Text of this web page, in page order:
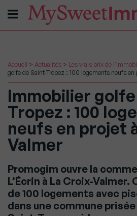
Accueil > Actualités > Les vrais prix de
golfe de Saint-Tropez : 100 logements neufs en
Immobilier
Tropez : 100
neufs en projet
Valmer
Promogim ouvre la
L’Écrin à La Croix-
de 100 logements avec
dans une commune